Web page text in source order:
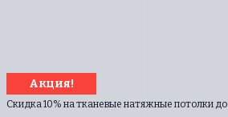
Акция!
Скидка 10% на тканевые натяжные потолки до